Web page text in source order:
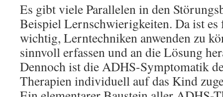
Es gibt viele Parallelen in den
Beispiel Lernschwierigkeiten. Da ist
wichtig, Lerntechniken anwenden zu
sinnvoll erfassen und an die Lösung
Dennoch ist die ADHS-Symptomatik
Therapien individuell auf das Kind